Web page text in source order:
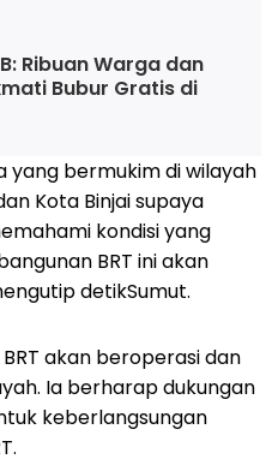
Ribuan Warga dan
Bubur Gratis di
yang bermukim di wilayah
Kota Binjai supaya
kondisi yang
BRT ini akan
detikSumut.
akan beroperasi dan
Ia berharap dukungan
keberlangsungan